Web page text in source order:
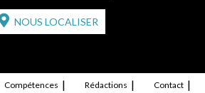
NOUS LOCALISER
Compétences Rédactions Contact